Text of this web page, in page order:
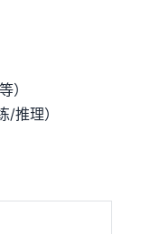
）
/推理）